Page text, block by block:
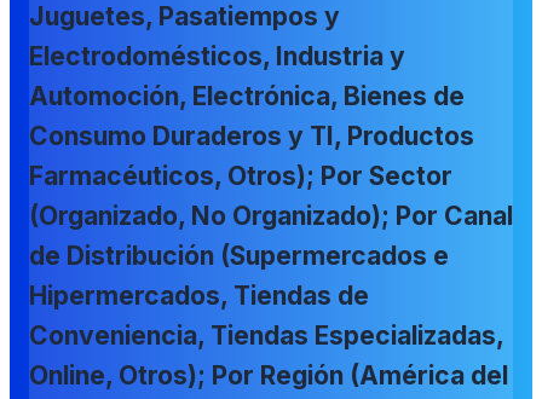
Juguetes, Pasatiempos y
Electrodomésticos, Industria y
Automoción, Electrónica, Bienes de
Consumo Duraderos y TI, Productos
Farmacéuticos, Otros); Por Sector
(Organizado, No Organizado); Por Canal
de Distribución (Supermercados e
Hipermercados, Tiendas de
Conveniencia, Tiendas Especializadas,
Online, Otros); Por Región (América del